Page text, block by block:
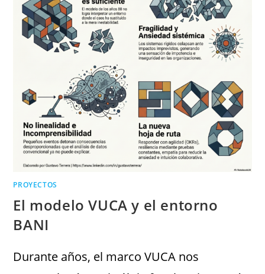
PROYECTOS
El modelo VUCA y el entorno
BANI
Durante años, el marco VUCA nos